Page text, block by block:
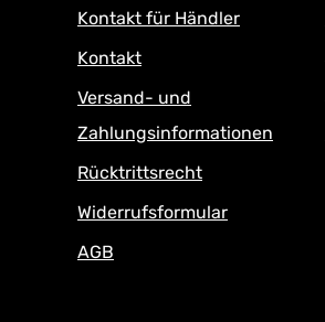
Kontakt für Händler
Kontakt
Versand- und
Zahlungsinformationen
Rücktrittsrecht
Widerrufsformular
AGB